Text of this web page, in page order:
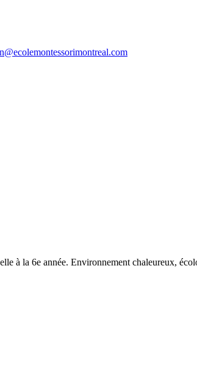
à la 6e année. Environnement chaleureux,